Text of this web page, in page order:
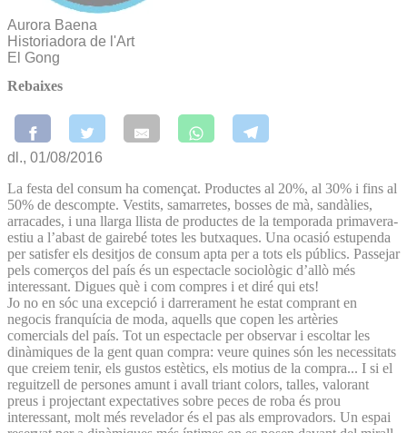
Aurora Baena
Historiadora de l'Art
El Gong
Rebaixes
dl., 01/08/2016
La festa del consum ha començat. Productes al 20%, al 30% i fins al
50% de descompte. Vestits, samarretes, bosses de mà, sandàlies,
arracades, i una llarga llista de productes de la temporada primavera-
estiu a l’abast de gairebé totes les butxaques. Una ocasió estupenda
per satisfer els desitjos de consum apta per a tots els públics. Passejar
pels comerços del país és un espectacle sociològic d’allò més
interessant. Digues què i com compres i et diré qui ets!
Jo no en sóc una excepció i darrerament he estat comprant en
negocis franquícia de moda, aquells que copen les artèries
comercials del país. Tot un espectacle per observar i escoltar les
dinàmiques de la gent quan compra: veure quines són les necessitats
que creiem tenir, els gustos estètics, els motius de la compra... I si el
reguitzell de persones amunt i avall triant colors, talles, valorant
preus i projectant expectatives sobre peces de roba és prou
interessant, molt més revelador és el pas als emprovadors. Un espai